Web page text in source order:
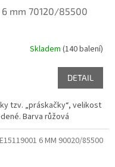
mm 70120/85500
Skladem (140 balení)
DETAIL
tzv. „práskačky“, velikost
Barva růžová
E15119001 6 MM 90020/85500